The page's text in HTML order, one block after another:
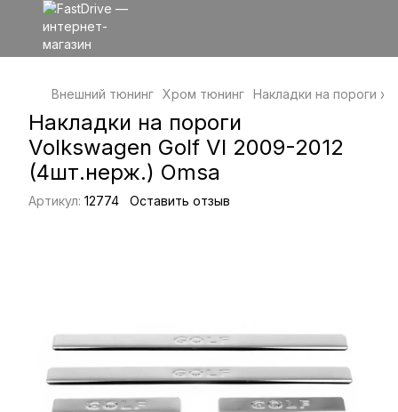
Внешний тюнинг Хром тюнинг Накладки на пороги
Накладки на пороги
Volkswagen Golf VI 2009-2012
(4шт.нерж.) Omsa
Артикул: 12774 Оставить отзыв